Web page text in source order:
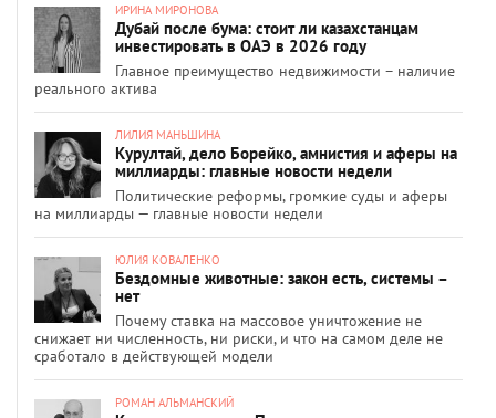
ИРИНА МИРОНОВА
Дубай после бума: стоит ли казахстанцам
инвестировать в ОАЭ в 2026 году
Главное преимущество недвижимости – наличие
реального актива
ЛИЛИЯ МАНЬШИНА
Курултай, дело Борейко, амнистия и аферы на
миллиарды: главные новости недели
Политические реформы, громкие суды и аферы
на миллиарды — главные новости недели
ЮЛИЯ КОВАЛЕНКО
Бездомные животные: закон есть, системы –
нет
Почему ставка на массовое уничтожение не
снижает ни численность, ни риски, и что на самом деле не
сработало в действующей модели
РОМАН АЛЬМАНСКИЙ